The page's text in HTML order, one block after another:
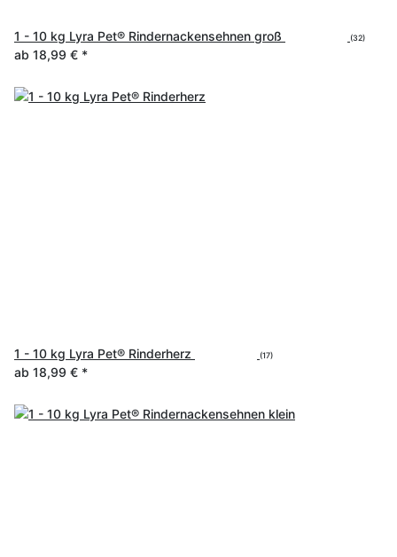
1 - 10 kg Lyra Pet® Rindernackensehnen groß (32)
ab 18,99 € *
1 - 10 kg Lyra Pet® Rinderherz (17)
ab 18,99 € *